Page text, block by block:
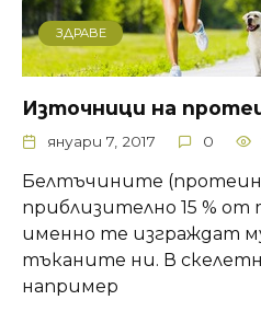
ЗДРАВЕ
Източници на
януари 7, 2017 0
Белтъчините
приблизително 15 %
именно те изграждат
тъканите ни. В
например